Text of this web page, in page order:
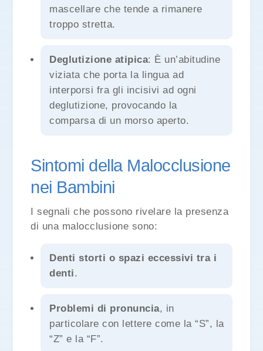
mascellare che tende a rimanere
troppo stretta.
Deglutizione atipica: È un’abitudine
viziata che porta la lingua ad
interporsi fra gli incisivi ad ogni
deglutizione, provocando la
comparsa di un morso aperto.
Sintomi della Malocclusione
nei Bambini
I segnali che possono rivelare la presenza
di una malocclusione sono:
Denti storti o spazi eccessivi tra i
denti.
Problemi di pronuncia, in
particolare con lettere come la “S”, la
“Z” e la “F”.